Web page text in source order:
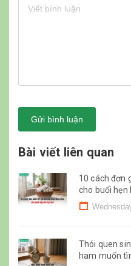
Gửi bình luận
Bài viết liên quan
10 cách đơn
cho buổi hẹn
Thói quen
ham muốn